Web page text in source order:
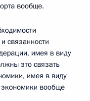
вообще.
связанности
имея в виду
это связать
имея в виду
вообще